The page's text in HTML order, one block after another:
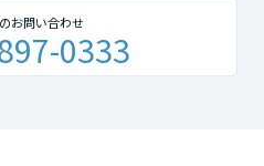
お問い合わせ
0333